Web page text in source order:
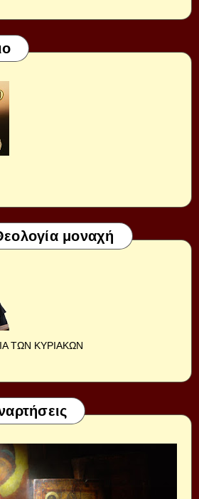
μοναχή
ΤΩΝ ΚΥΡΙΑΚΩΝ